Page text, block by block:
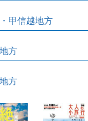
甲信越地方
方
方